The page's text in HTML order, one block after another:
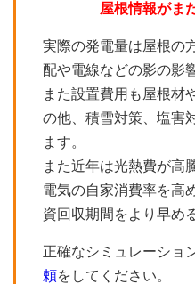
屋根情報がま
実際の発電量は屋根の
配や電線などの影の影
また設置費用も屋根材
の他、積雪対策、塩害
ます。
また近年は光熱費が高
電気の自家消費率を高
資回収期間をより早め
正確なシミュレーショ
頼をしてください。